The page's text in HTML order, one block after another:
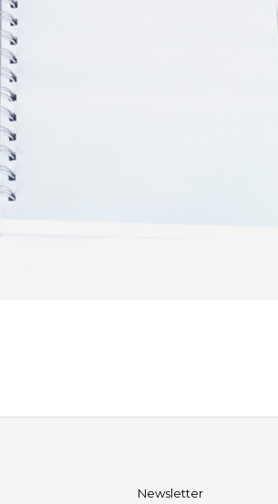
Newsletter